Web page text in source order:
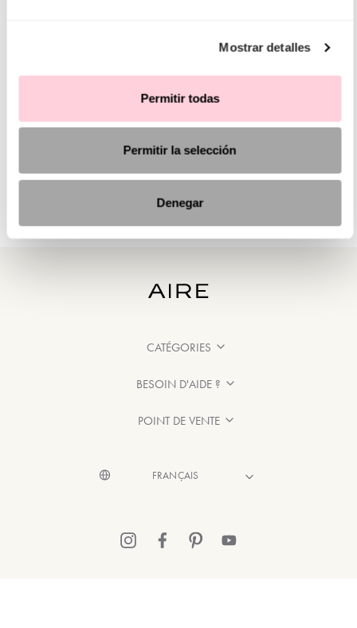
Mostrar detalles
Permitir todas
Permitir la selección
Denegar
CATÉGORIES
BESOIN D'AIDE ?
POINT DE VENTE